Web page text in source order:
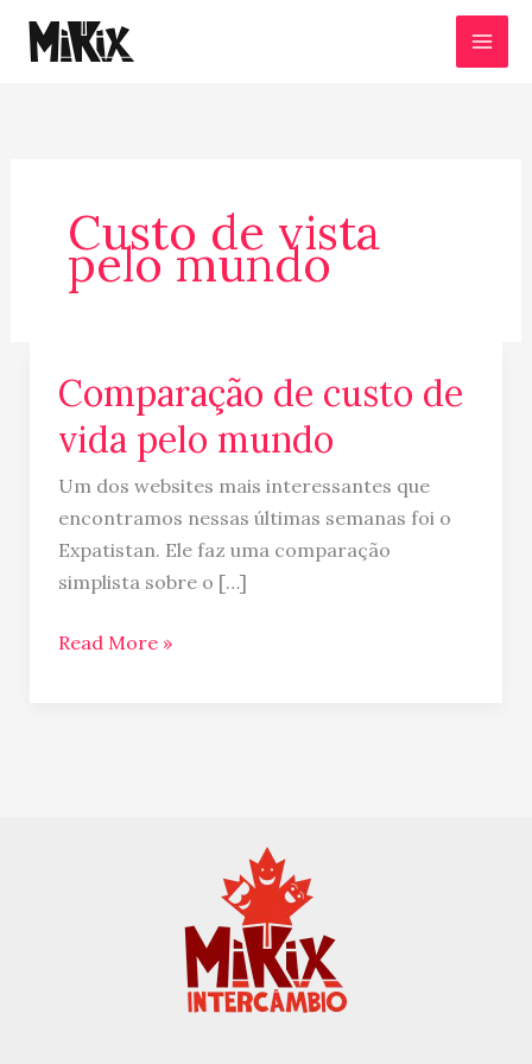
para
Custo de vista
pelo mundo
Comparação de custo de
vida pelo mundo
Um dos websites mais interessantes que
encontramos nessas últimas semanas foi o
Expatistan. Ele faz uma comparação
simplista sobre o […]
Comparação
custo
de
vida
pelo
mundo
Read More »